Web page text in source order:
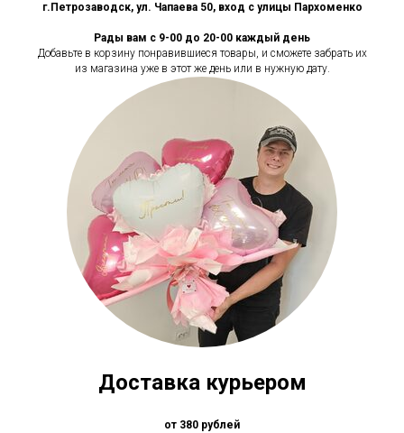
г.Петрозаводск, ул. Чапаева 50, вход с улицы Пархоменко
Рады вам с 9-00 до 20-00 каждый день
Добавьте в корзину понравившиеся товары, и сможете забрать их
из магазина уже в этот же день или в нужную дату.
Доставка курьером
от 380 рублей